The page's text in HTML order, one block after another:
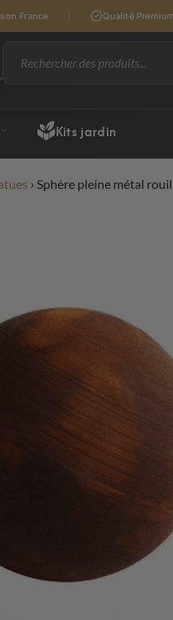
France Qualité
Kits jardin
› Sphère pleine métal